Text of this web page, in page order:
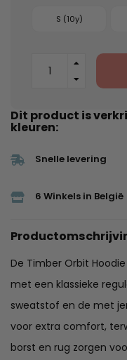
S (10y)
Dit product is
kleuren:
Snelle levering
6 Winkels in België
De Timber Orbit
met een klassieke
sweatstof en de met
voor extra comfort,
borst en rug zorgen